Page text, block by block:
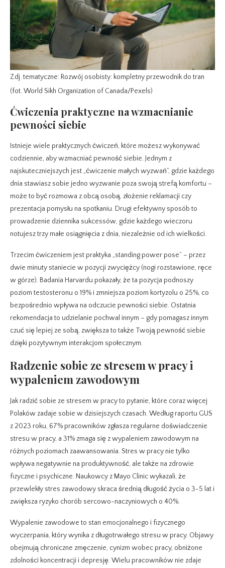
Zdj. tematyczne: Rozwój osobisty: kompletny przewodnik do tran
(fot. World Sikh Organization of Canada/Pexels)
Ćwiczenia praktyczne na wzmacnianie
pewności siebie
Istnieje wiele praktycznych ćwiczeń, które możesz wykonywać
codziennie, aby wzmacniać pewność siebie. Jednym z
najskuteczniejszych jest „ćwiczenie małych wyzwań”, gdzie każdego
dnia stawiasz sobie jedno wyzwanie poza swoją strefą komfortu –
może to być rozmowa z obcą osobą, złożenie reklamacji czy
prezentacja pomysłu na spotkaniu. Drugi efektywny sposób to
prowadzenie dziennika sukcessów, gdzie każdego wieczoru
notujesz trzy małe osiągnięcia z dnia, niezależnie od ich wielkości.
Trzecim ćwiczeniem jest praktyka „standing power pose” – przez
dwie minuty staniecie w pozycji zwyciężcy (nogi rozstawione, ręce
w górze). Badania Harvardu pokazały, że ta pozycja podnoszy
poziom testosteronu o 19% i zmniejsza poziom kortyzolu o 25%, co
bezpośrednio wpływa na odczucie pewności siebie. Ostatnia
rekomendacja to udzielanie pochwal innym – gdy pomagasz innym
czuć się lepiej ze sobą, zwiększa to także Twoją pewność siebie
dzięki pozytywnym interakcjom społecznym.
Radzenie sobie ze stresem w pracy i
wypaleniem zawodowym
Jak radzić sobie ze stresem w pracy to pytanie, które coraz więcej
Polaków zadaje sobie w dzisiejszych czasach. Według raportu GUS
z 2023 roku, 67% pracowników zgłasza regularne doświadczenie
stresu w pracy, a 31% zmaga się z wypaleniem zawodowym na
różnych poziomach zaawansowania. Stres w pracy nie tylko
wpływa negatywnie na produktywność, ale także na zdrowie
fizyczne i psychiczne. Naukowcy z Mayo Clinic wykazali, że
przewlekły stres zawodowy skraca średnią długość życia o 3-5 lat i
zwiększa ryzyko chorób sercowo-naczyniowych o 40%.
Wypalenie zawodowe to stan emocjonalnego i fizycznego
wyczerpania, który wynika z długotrwałego stresu w pracy. Objawy
obejmują chroniczne zmęczenie, cynizm wobec pracy, obniżone
zdolności koncentracji i depresję. Wielu pracowników nie zdaje